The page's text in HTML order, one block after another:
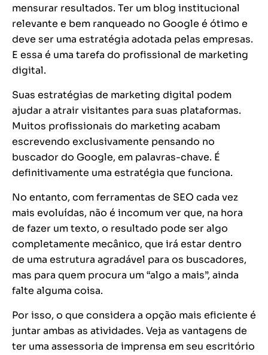
mensurar resultados. Ter um blog institucional
relevante e bem ranqueado no Google é ótimo e
deve ser uma estratégia adotada pelas empresas.
E essa é uma tarefa do profissional de marketing
digital.
Suas estratégias de marketing digital podem
ajudar a atrair visitantes para suas plataformas.
Muitos profissionais do marketing acabam
escrevendo exclusivamente pensando no
buscador do Google, em palavras-chave. É
definitivamente uma estratégia que funciona.
No entanto, com ferramentas de SEO cada vez
mais evoluídas, não é incomum ver que, na hora
de fazer um texto, o resultado pode ser algo
completamente mecânico, que irá estar dentro
de uma estrutura agradável para os buscadores,
mas para quem procura um “algo a mais”, ainda
falte alguma coisa.
Por isso, o que considera a opção mais eficiente é
juntar ambas as atividades. Veja as vantagens de
ter uma assessoria de imprensa em seu escritório